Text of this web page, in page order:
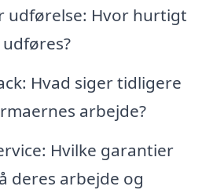
udførelse: Hvor hurtigt
Hvad siger tidligere
arbejde?
Hvilke garantier
deres arbejde og